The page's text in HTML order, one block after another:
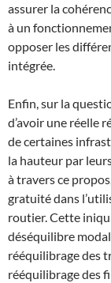
assurer la
à un
opposer les
intégrée.
Enfin, sur la
d’avoir une réelle
de certaines
la hauteur par
à travers ce
gratuité dans
routier. Cette
déséquilibre
rééquilibrage des
rééquilibrage des